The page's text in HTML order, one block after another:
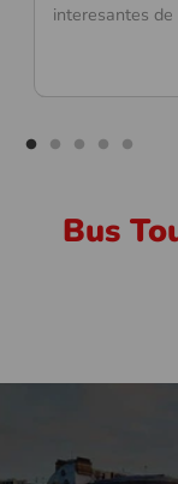
interesantes de
Bus